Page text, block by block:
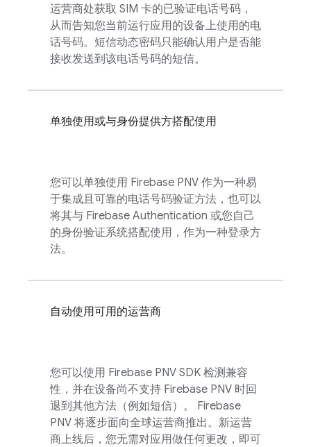
运营商处获取 SIM 卡的已验证电话号码，
从而告知您当前运行应用的设备上使用的电
话号码。短信动态密码只能确认用户是否能
接收发送到该电话号码的短信。
单独使用或与身份提供方搭配使用
您可以单独使用 Firebase PNV 作为一种易
于集成且可靠的电话号码验证方法，也可以
将其与 Firebase Authentication 或您自己
的身份验证系统搭配使用，作为一种登录方
法。
自动使用可用的运营商
您可以使用 Firebase PNV SDK 检测兼容
性，并在设备尚不支持 Firebase PNV 时回
退到其他方法（例如短信）。 Firebase
PNV 将逐步面向全球运营商推出。新运营
商上线后，您无需对应用做任何更改，即可